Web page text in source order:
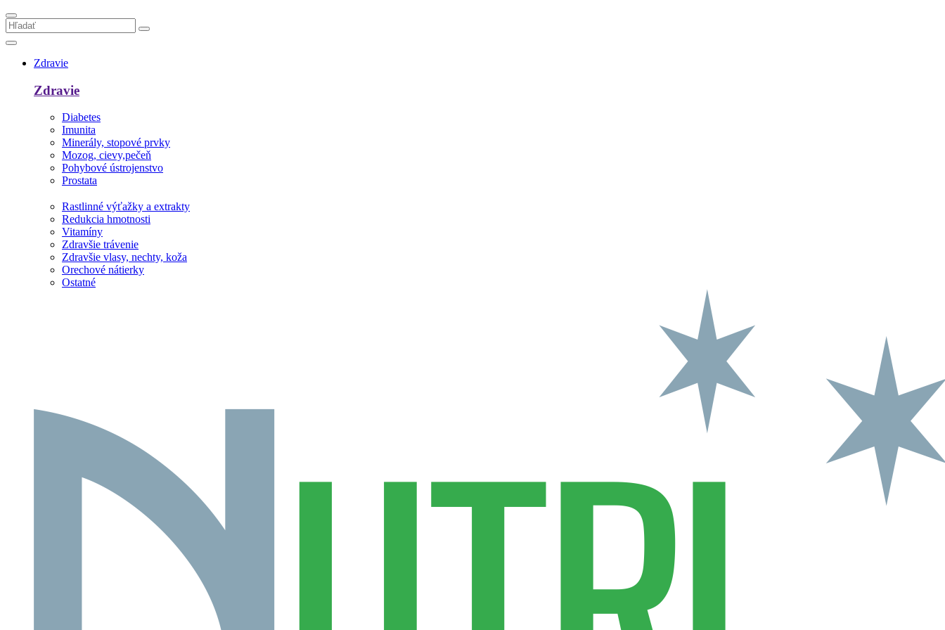
Zdravie
Zdravie
Diabetes
Imunita
Minerály, stopové prvky
Mozog, cievy,pečeň
Pohybové ústrojenstvo
Prostata
Rastlinné výťažky a extrakty
Redukcia hmotnosti
Vitamíny
Zdravšie trávenie
Zdravšie vlasy, nechty, koža
Orechové nátierky
Ostatné